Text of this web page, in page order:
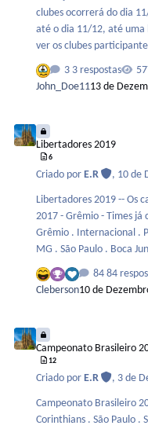
clubes ocorrerá do dia
até o dia 11/12, até uma hora
ver os clubes participantes: Spoiler Clube - país (Classificou-
Al Sadd - Catar (País-sede) Hienghène Sport - Nova Caledônia (OFC)
Al Hilal - Arábia Saudita (AFC) Espérance de Tunis -
3 respostas
John_Doe1113 de
Libertadores 2019
6
Criado porE.R , 10 de
Libertadores 2019 -- Os campeões recentes : . 2018 - River Plate .
2017 - Grêmio - Times já classificados para a Libertadores 2019 : .
Grêmio . Internacional . Palmeiras . Cruzeiro . Flamengo . Atlético-
MG . São Paulo . Boca Juniors . River Plate . San Lorenzo . Rosario
Central . Huracán . Godoy Cruz . Defensor . Talleres . Peñarol .
Nacional . Danubio . Atlético Nacional . Tolima . Universidad de Chile
84
Cleberson10 de
Campeonato Brasileiro
12
Criado porE.R , 3 de
Campeonato Brasileiro 2019 - Série A
Corinthians . São Paulo . Santos . Internacional . Grêmio . Flamengo .